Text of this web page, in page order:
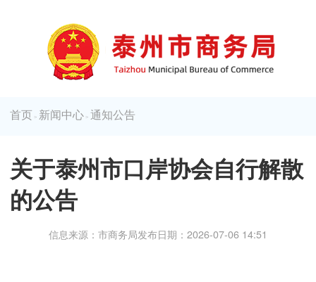
首页 > 新闻中心 > 通知公告
关于泰州市口岸协会自行解散
的公告
信息来源：市商务局发布日期：2026-07-06 14:51